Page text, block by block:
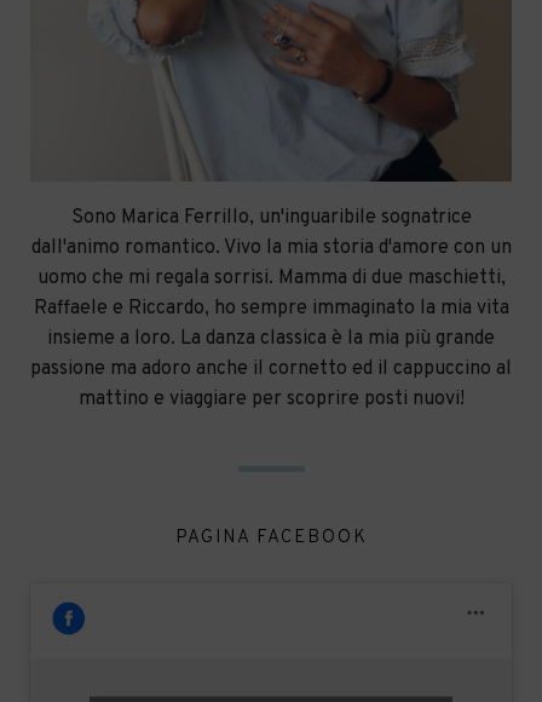
Sono Marica Ferrillo, un'inguaribile sognatrice
dall'animo romantico. Vivo la mia storia d'amore con un
uomo che mi regala sorrisi. Mamma di due maschietti,
Raffaele e Riccardo, ho sempre immaginato la mia vita
insieme a loro. La danza classica è la mia più grande
passione ma adoro anche il cornetto ed il cappuccino al
mattino e viaggiare per scoprire posti nuovi!
PAGINA FACEBOOK